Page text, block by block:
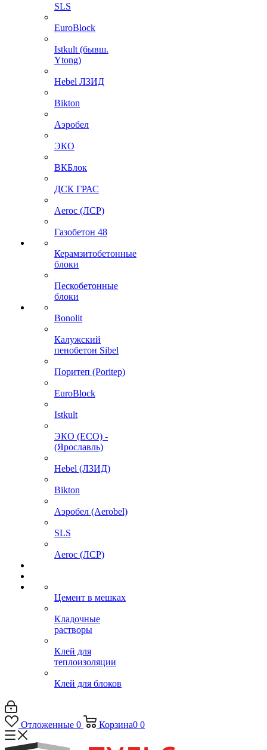
SLS
EuroBlock
Istkult (бывш.
Ytong)
Hebel ЛЗИД
Bikton
Аэробел
ЭКО
ВКБлок
ДСК ГРАС
Aeroc (ЛСР)
Газобетон 48
Керамзитобетонные
блоки
Пескобетонные
блоки
Bonolit
Калужский
пенобетон Sibel
Поритеп (Poritep)
EuroBlock
Istkult
ЭКО (ECO) -
(Ярославль)
Hebel (ЛЗИД)
Bikton
Аэробел (Aerobel)
SLS
Aeroc (ЛСР)
Цемент в мешках
Кладочные
растворы
Клей для
теплоизоляции
Клей для блоков
Отложенные 0 Корзина0 0